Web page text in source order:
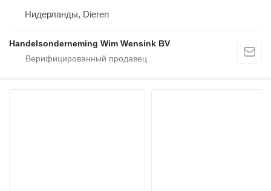
Нидерланды, Dieren
Handelsonderneming Wim Wensink BV